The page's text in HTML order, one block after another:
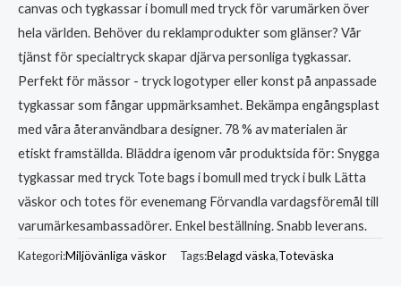
canvas och tygkassar i bomull med tryck för varumärken över
hela världen. Behöver du reklamprodukter som glänser? Vår
tjänst för specialtryck skapar djärva personliga tygkassar.
Perfekt för mässor - tryck logotyper eller konst på anpassade
tygkassar som fångar uppmärksamhet. Bekämpa engångsplast
med våra återanvändbara designer. 78 % av materialen är
etiskt framställda. Bläddra igenom vår produktsida för: Snygga
tygkassar med tryck Tote bags i bomull med tryck i bulk Lätta
väskor och totes för evenemang Förvandla vardagsföremål till
varumärkesambassadörer. Enkel beställning. Snabb leverans.
Kategori:Miljövänliga väskor Tags:Belagd väska,Toteväska